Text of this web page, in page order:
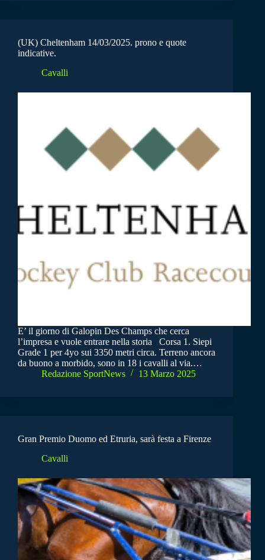
(UK) Cheltenham 14/03/2025. prono e quote
indicative.
Cavalli
E’ il giorno di Galopin Des Champs che cerca
l’impresa e vuole entrare nella storia Corsa 1. Siepi
Grade 1 per 4yo sui 3350 metri circa. Terreno ancora
da buono a morbido, sono in 18 i cavalli al via.…
Redazione SportNews
13 Marzo 2025
Gran Premio Duomo ed Etruria, sarà festa a Firenze
Cavalli